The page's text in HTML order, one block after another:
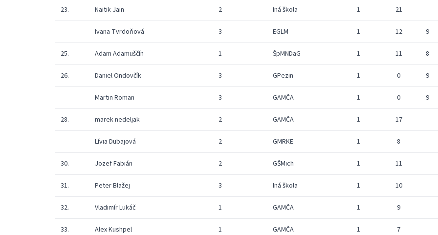
23. Naitik Jain 2 Iná škola 1 21
Ivana Tvrdoňová 3 EGLM 1 12 9
25. Adam Adamuščín 1 ŠpMNDaG 1 11 8
26. Daniel Ondovčík 3 GPezin 1 0 9
Martin Roman 3 GAMČA 1 0 9
28. marek nedeljak 2 GAMČA 1 17
Lívia Dubajová 2 GMRKE 1 8
30. Jozef Fabián 2 GŠMich 1 11
31. Peter Blažej 3 Iná škola 1 10
32. Vladimír Lukáč 1 GAMČA 1 9
33. Alex Kushpel 1 GAMČA 1 7